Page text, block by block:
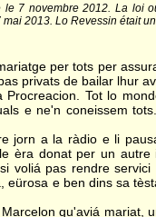
7 novembre 2012. La loi
2013. Lo Revessin était
per tots per
privats de bailar lhur
Tot lo
e ne'n coneissem
jorn a la ràdio e li
èra donat per un autre
voliá pas rendre
e ben dins sa
qu'aviá mariat,